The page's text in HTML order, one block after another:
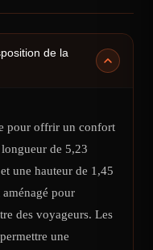
de la
pour offrir un confort
de 5,23
une hauteur de 1,45
aménagé pour
des voyageurs. Les
une